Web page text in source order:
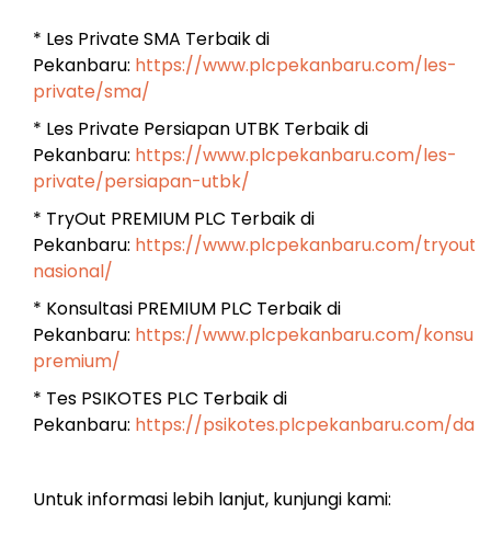
* Les Private SMA Terbaik di
Pekanbaru: https://www.plcpekanbaru.com/les-
private/sma/
* Les Private Persiapan UTBK Terbaik di
Pekanbaru: https://www.plcpekanbaru.com/les-
private/persiapan-utbk/
* TryOut PREMIUM PLC Terbaik di
Pekanbaru: https://www.plcpekanbaru.com/tryout-
nasional/
* Konsultasi PREMIUM PLC Terbaik di
Pekanbaru: https://www.plcpekanbaru.com/
premium/
* Tes PSIKOTES PLC Terbaik di
Pekanbaru: https://psikotes.plcpekanbaru.com/
Untuk informasi lebih lanjut, kunjungi kami: